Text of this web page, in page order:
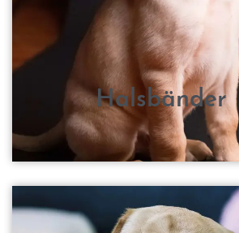
Halsbänder